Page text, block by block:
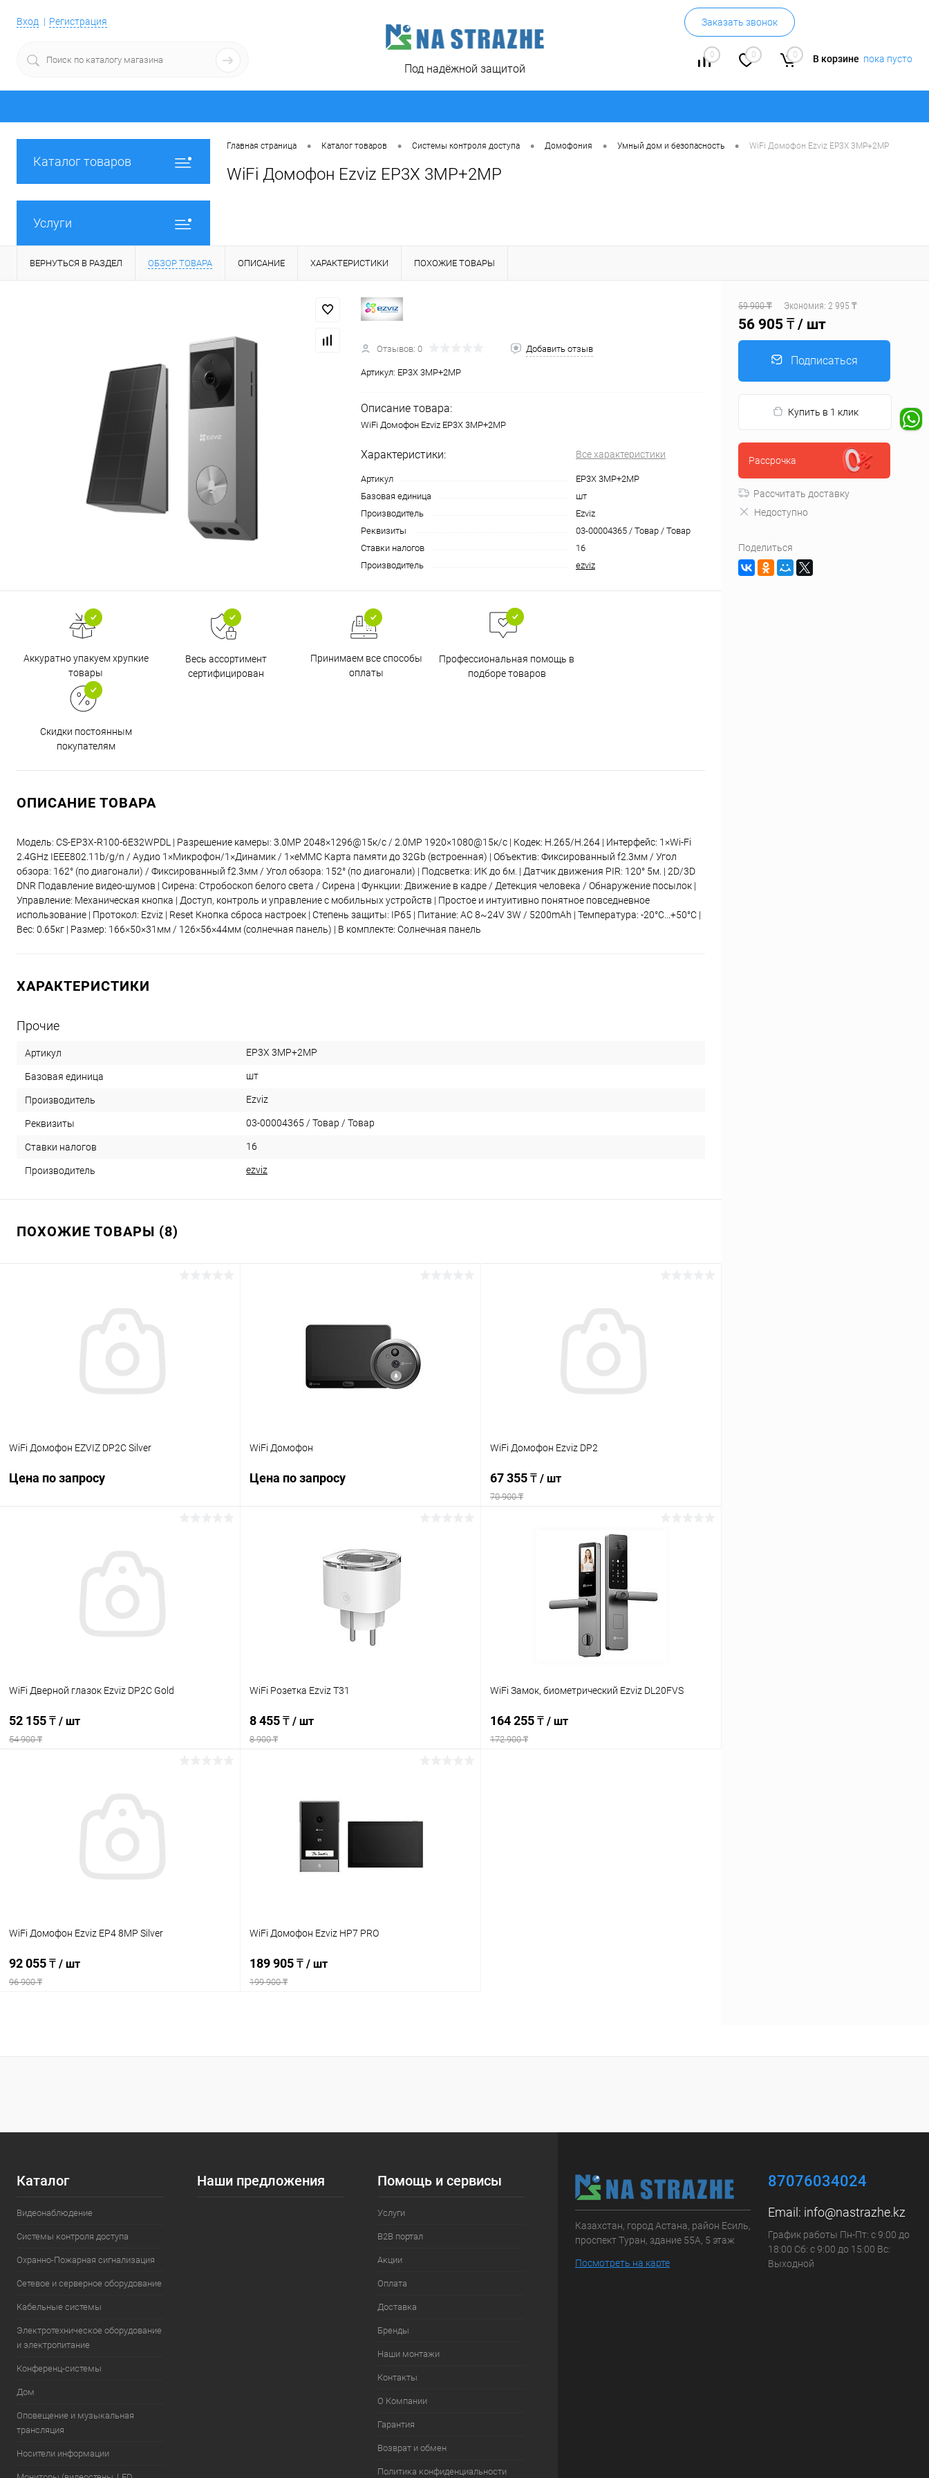
Вход Регистрация Заказать звонок
0 0 0 В корзине пока пусто
Под надёжной защитой
Каталог товаров
Услуги
Главная страница • Каталог товаров • Системы контроля доступа • Домофония • Умный дом и безопасность • WiFi Домофон Ezviz EP3X 3MP+2MP
WiFi Домофон Ezviz EP3X 3MP+2MP
ВЕРНУТЬСЯ В РАЗДЕЛ ОБЗОР ТОВАРА ОПИСАНИЕ ХАРАКТЕРИСТИКИ ПОХОЖИЕ ТОВАРЫ
Отзывов: 0 Добавить отзыв
Артикул: EP3X 3MP+2MP
Описание товара:
WiFi Домофон Ezviz EP3X 3MP+2MP
Характеристики: Все характеристики
Артикул
EP3X 3MP+2MP
Базовая единица
шт
Производитель
Ezviz
Реквизиты
03-00004365 / Товар / Товар
Ставки налогов
16
Производитель
ezviz
Аккуратно упакуем хрупкие
товары
Весь ассортимент
сертифицирован
Принимаем все способы
оплаты
Профессиональная помощь в
подборе товаров
Скидки постоянным
покупателям
ОПИСАНИЕ ТОВАРА
Модель: CS-EP3X-R100-6E32WPDL | Разрешение камеры: 3.0MP 2048×1296@15к/с / 2.0МР 1920×1080@15к/с | Кодек: H.265/H.264 | Интерфейс: 1×Wi-Fi
2.4GHz IEEE802.11b/g/n / Аудио 1×Микрофон/1×Динамик / 1×eMMC Карта памяти до 32Gb (встроенная) | Объектив: Фиксированный f2.3мм / Угол
обзора: 162° (по диагонали) / Фиксированный f2.3мм / Угол обзора: 152° (по диагонали) | Подсветка: ИК до 6м. | Датчик движения PIR: 120° 5м. | 2D/3D
DNR Подавление видео-шумов | Сирена: Стробоскоп белого света / Сирена | Функции: Движение в кадре / Детекция человека / Обнаружение посылок |
Управление: Механическая кнопка | Доступ, контроль и управление с мобильных устройств | Простое и интуитивно понятное повседневное
использование | Протокол: Ezviz | Reset Кнопка сброса настроек | Степень защиты: IP65 | Питание: AC 8~24V 3W / 5200mAh | Температура: -20°C...+50°C |
Вес: 0.65кг | Размер: 166×50×31мм / 126×56×44мм (солнечная панель) | В комплекте: Солнечная панель
ХАРАКТЕРИСТИКИ
Прочие
Артикул EP3X 3MP+2MP
Базовая единица шт
Производитель Ezviz
Реквизиты 03-00004365 / Товар / Товар
Ставки налогов 16
Производитель ezviz
ПОХОЖИЕ ТОВАРЫ (8)
WiFi Домофон EZVIZ DP2C Silver
Цена по запросу
WiFi Домофон
Цена по запросу
Сравнение
WiFi Домофон Ezviz DP2
67 355 ₸ / шт
70 900 ₸
Подписаться
Недоступно
WiFi Дверной глазок Ezviz DP2C Gold
52 155 ₸ / шт
54 900 ₸
WiFi Розетка Ezviz T31
8 455 ₸ / шт
8 900 ₸
Купить в 1 клик
WiFi Замок, биометрический Ezviz DL20FVS
164 255 ₸ / шт
172 900 ₸
WiFi Домофон Ezviz EP4 8MP Silver
92 055 ₸ / шт
96 900 ₸
Купить в 1 клик Сравнение
WiFi Домофон Ezviz HP7 PRO
189 905 ₸ / шт
199 900 ₸
Купить в 1 клик Сравнение
59 900 ₸ Экономия: 2 995 ₸
56 905 ₸ / шт
Подписаться
Купить в 1 клик
Рассрочка
Рассчитать доставку
Недоступно
Поделиться
Каталог
Видеонаблюдение
Системы контроля доступа
Охранно-Пожарная сигнализация
Сетевое и серверное оборудование
Кабельные системы
Электротехническое оборудование
и электропитание
Конференц-системы
Дом
Оповещение и музыкальная
трансляция
Носители информации
Наши предложения Помощь и сервисы
Услуги
B2B портал
Акции
Оплата
Доставка
Бренды
Наши монтажи
Контакты
О Компании
Гарантия
Возврат и обмен
Политика конфиденциальности
Казахстан, город Астана, район Есиль,
проспект Туран, здание 55А, 5 этаж
Посмотреть на карте
87076034024
Email: info@nastrazhe.kz
График работы Пн-Пт: с 9:00 до
18:00 Сб: с 9:00 до 15:00 Вс:
Выходной